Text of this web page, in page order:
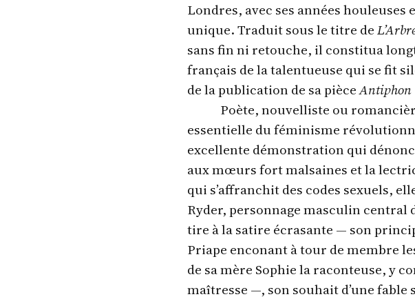
Londres, avec ses années
unique. Traduit sous le titre de
sans fin ni retouche, il constitua
français de la talentueuse qui se fit
de la publication de sa pièceAntiphon
Poète, nouvelliste ou
essentielle du féminisme
excellente démonstration qui
aux mœurs fort malsaines et la
qui s’affranchit des codes sexuels,
Ryder, personnage masculin
tire à la satire écrasante — son
Priape enconant à tour de membre
de sa mère Sophie la raconteuse, y
maîtresse —, son souhait d’une